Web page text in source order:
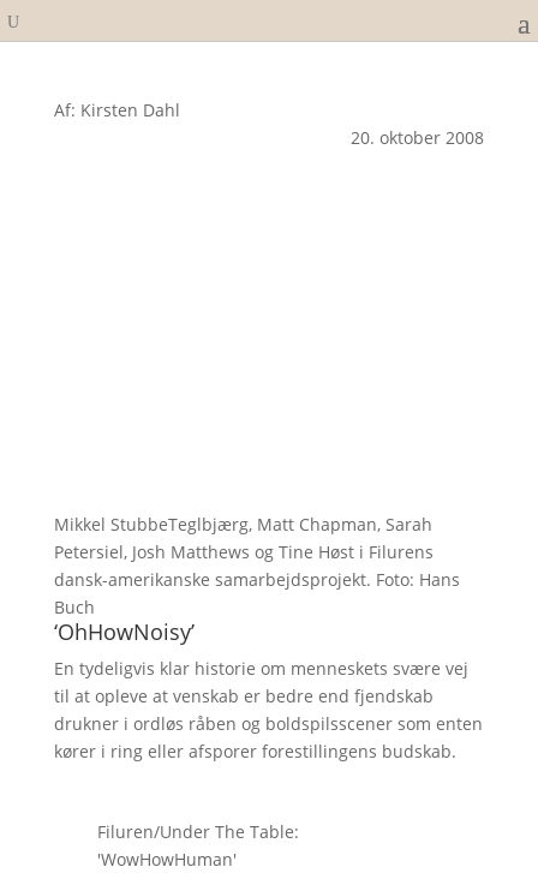
Af: Kirsten Dahl
20. oktober 2008
Mikkel StubbeTeglbjærg, Matt Chapman, Sarah
Petersiel, Josh Matthews og Tine Høst i Filurens
dansk-amerikanske samarbejdsprojekt. Foto: Hans
Buch
‘OhHowNoisy’
En tydeligvis klar historie om menneskets svære vej
til at opleve at venskab er bedre end fjendskab
drukner i ordløs råben og boldspilsscener som enten
kører i ring eller afsporer forestillingens budskab.
Filuren/Under The Table:
'WowHowHuman'